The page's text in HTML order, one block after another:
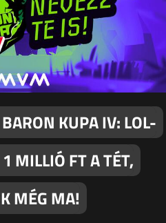
KUPA IV: LOL-
MILLIÓ FT A TÉT,
MÉG MA!